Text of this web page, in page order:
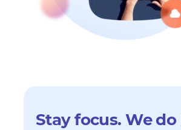
Stay focus. We do